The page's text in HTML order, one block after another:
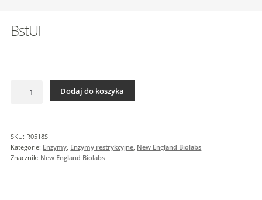
BstUI
Dodaj do koszyka
SKU: R0518S
Kategorie: Enzymy Enzymy restrykcyjne New England Biolabs
Znacznik: New England Biolabs